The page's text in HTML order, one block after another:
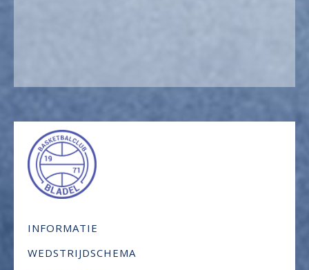
INFORMATIE
WEDSTRIJDSCHEMA